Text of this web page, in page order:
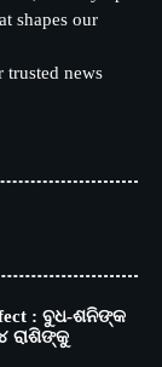
shapes our
trusted news
: ବୁଧ-ଶନିଙ୍କ
ରାଶିଙ୍କୁ